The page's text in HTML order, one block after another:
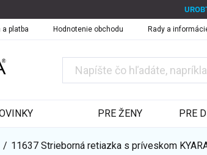
a platba Hodnotenie obchodu Rady a
PRE ŽENY PRE
/ 11637 Strieborná retiazka s príveskom